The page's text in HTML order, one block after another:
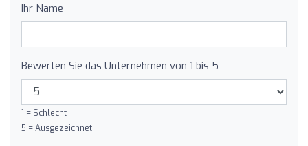
Ihr Name
Bewerten Sie das Unternehmen von 1 bis 5
1 = Schlecht
5 = Ausgezeichnet